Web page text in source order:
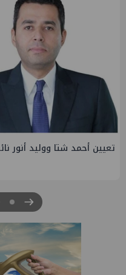
أحمد شتا ووليد أنور نائبين